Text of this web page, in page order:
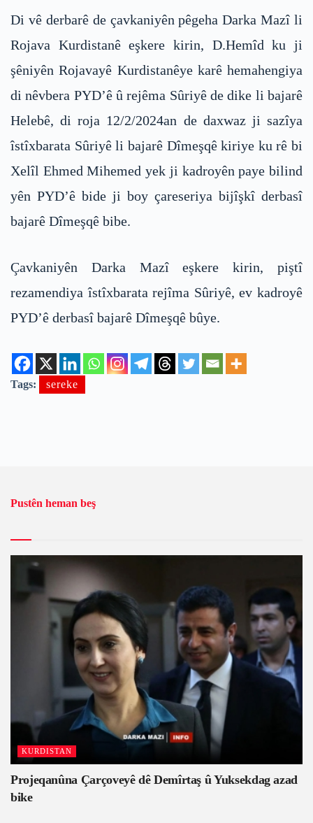
Di vê derbarê de çavkaniyên pêgeha Darka Mazî li
Rojava Kurdistanê eşkere kirin, D.Hemîd ku ji
şêniyên Rojavayê Kurdistanêye karê hemahengiya
di nêvbera PYD’ê û rejêma Sûriyê de dike li bajarê
Helebê, di roja 12/2/2024an de daxwaz ji sazîya
îstîxbarata Sûriyê li bajarê Dîmeşqê kiriye ku rê bi
Xelîl Ehmed Mihemed yek ji kadroyên paye bilind
yên PYD’ê bide ji boy çareseriya bijîşkî derbasî
bajarê Dîmeşqê bibe.
Çavkaniyên Darka Mazî eşkere kirin, piştî
rezamendiya îstîxbarata rejîma Sûriyê, ev kadroyê
PYD’ê derbasî bajarê Dîmeşqê bûye.
Tags: sereke
Pustên heman beş
KURDISTAN
Projeqanûna Çarçoveyê dê Demîrtaş û Yuksekdag azad
bike